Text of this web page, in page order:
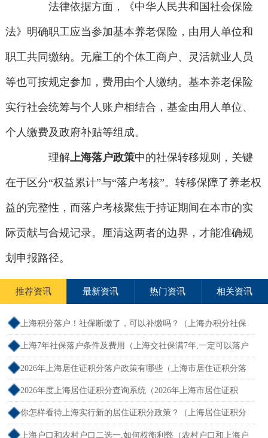
法律依据方面，《中华人民共和国社会保险
法》明确职工应当参加基本养老保险，由用人单位和
职工共同缴纳。无雇工的个体工商户、灵活就业人员
等也可按规定参加，费用由个人缴纳。基本养老保险
实行社会统筹与个人账户相结合，基金由用人单位、
个人缴费及政府补贴等组成。
理解上海落户政策中的社保转移规则，关键
在于区分“权益累计”与“落户考核”。转移保障了养老权
益的完整性，而落户考核聚焦于持证期间在本市的实
际贡献与合规记录。厘清这两者的边界，才能准确规
划申报路径。
推荐资讯 最新资讯 热门资讯 相关资讯
上海积分落户！社保断缴了，可以补缴吗？（上海办积分社保
断交需要重新计算吗）
上海7年社保落户条件及费用（上海交社保满7年,一定可以落户
吗？）
2026年上海居住证积分落户政策有哪些（上海市居住证积分落
户政策2026年）
2026年度上海居住证积分查询系统（2026年上海市居住证积
分）
你怎样看待上海实行新的居住证积分政策？（上海居住证积分
新规）
上海户口和农村户口二选一,如何权衡利弊（农村户口和上海户